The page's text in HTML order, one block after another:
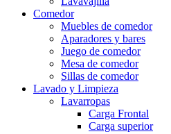
Comedor
Muebles de comedor
Aparadores y bares
Juego de comedor
Mesa de comedor
Sillas de comedor
Lavado y Limpieza
Lavarropas
Carga Frontal
Carga superior